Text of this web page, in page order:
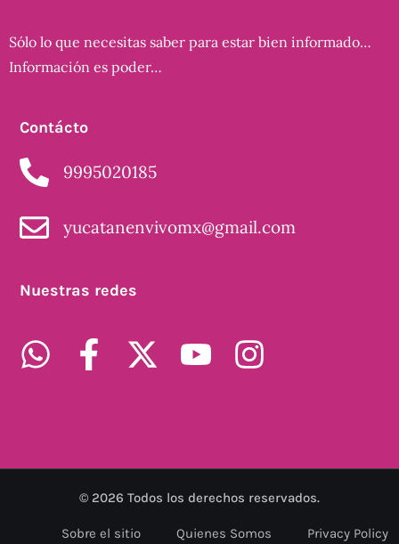
Sólo lo que necesitas saber para estar bien informado…
Información es poder…
Contácto
9995020185
yucatanenvivomx@gmail.com
Nuestras redes
© 2026 Todos los derechos reservados.
Sobre el sitio Quienes Somos Privacy Policy